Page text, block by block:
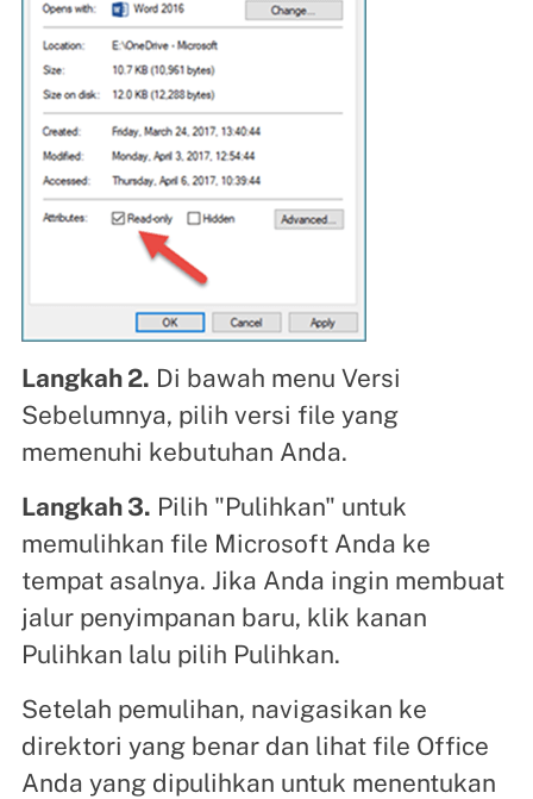
Langkah 2. Di bawah menu Versi
Sebelumnya, pilih versi file yang
memenuhi kebutuhan Anda.
Langkah 3. Pilih "Pulihkan" untuk
memulihkan file Microsoft Anda ke
tempat asalnya. Jika Anda ingin membuat
jalur penyimpanan baru, klik kanan
Pulihkan lalu pilih Pulihkan.
Setelah pemulihan, navigasikan ke
direktori yang benar dan lihat file Office
Anda yang dipulihkan untuk menentukan